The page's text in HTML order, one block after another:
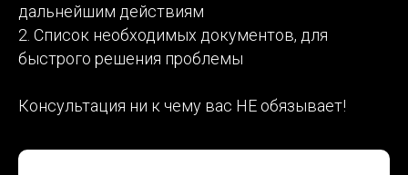
дальнейшим действиям
2. Список необходимых документов, для
быстрого решения проблемы
Консультация ни к чему вас НЕ обязывает!